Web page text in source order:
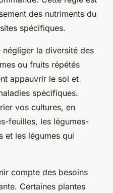
des nutriments du
spécifiques.
négliger la diversité des
ou fruits répétés
appauvrir le sol et
spécifiques.
vos cultures, en
feuilles, les légumes-
et les légumes qui
compte des besoins
Certaines plantes